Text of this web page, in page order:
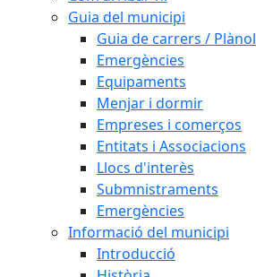
Guia del municipi
Guia de carrers / Plànol
Emergències
Equipaments
Menjar i dormir
Empreses i comerços
Entitats i Associacions
Llocs d'interès
Submnistraments
Emergències
Informació del municipi
Introducció